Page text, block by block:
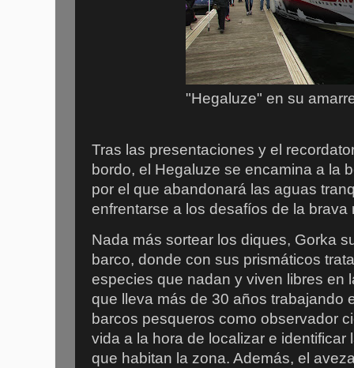
"Hegaluze" en su
Tras las presentaciones y el
bordo, el Hegaluze se encamina a la
por el que abandonará las aguas
enfrentarse a los desafíos de la
Nada más sortear los diques, Gorka
barco, donde con sus prismáticos
especies que nadan y viven libres en
que lleva más de 30 años trabajando
barcos pesqueros como observador
vida a la hora de localizar e
que habitan la zona. Además, el